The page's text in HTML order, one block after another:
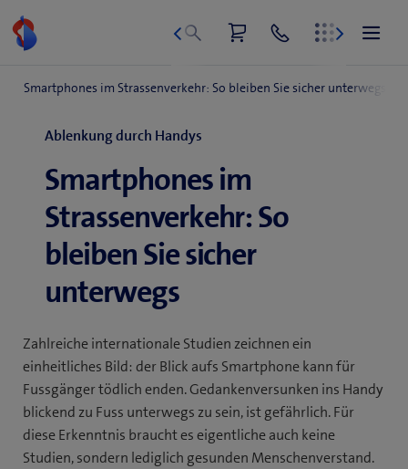
Inhalt
springen
Ablenkung durch Handys
Smartphones im
Strassenverkehr: So
bleiben Sie sicher
unterwegs
Zahlreiche internationale Studien zeichnen ein
einheitliches Bild: der Blick aufs Smartphone kann für
Fussgänger tödlich enden. Gedankenversunken ins Handy
blickend zu Fuss unterwegs zu sein, ist gefährlich. Für
diese Erkenntnis braucht es eigentliche auch keine
Studien, sondern lediglich gesunden Menschenverstand.